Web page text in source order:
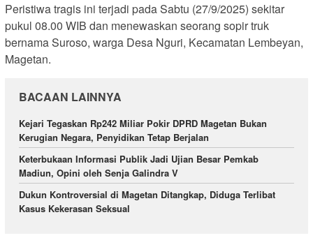
Peristiwa tragis ini terjadi pada Sabtu (27/9/2025) sekitar
pukul 08.00 WIB dan menewaskan seorang sopir truk
bernama Suroso, warga Desa Nguri, Kecamatan Lembeyan,
Magetan.
BACAAN LAINNYA
Kejari Tegaskan Rp242 Miliar Pokir DPRD Magetan Bukan
Kerugian Negara, Penyidikan Tetap Berjalan
Keterbukaan Informasi Publik Jadi Ujian Besar Pemkab
Madiun, Opini oleh Senja Galindra V
Dukun Kontroversial di Magetan Ditangkap, Diduga Terlibat
Kasus Kekerasan Seksual